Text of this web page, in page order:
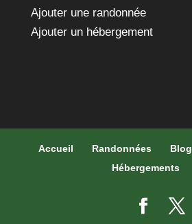
Ajouter une randonnée
Ajouter un hébergement
Accueil Randonnées Blog
Hébergements